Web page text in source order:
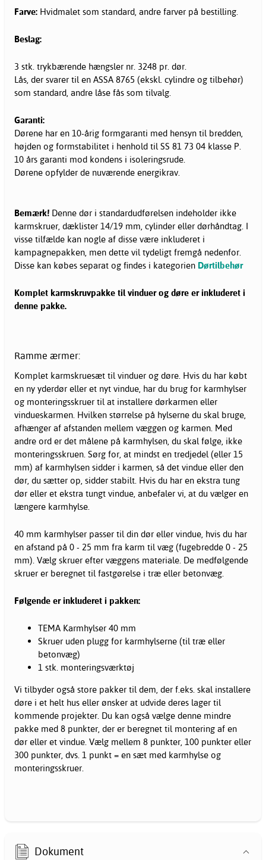
Farve: Hvidmalet som standard, andre farver på bestilling.
Beslag:
3 stk. trykbærende hængsler nr. 3248 pr. dør.
Lås, der svarer til en ASSA 8765 (ekskl. cylindre og tilbehør)
som standard, andre låse fås som tilvalg.
Garanti:
Dørene har en 10-årig formgaranti med hensyn til bredden,
højden og formstabilitet i henhold til SS 81 73 04 klasse P.
10 års garanti mod kondens i isoleringsrude.
Dørene opfylder de nuværende energikrav.
Bemærk! Denne dør i standardudførelsen indeholder ikke
karmskruer, dæklister 14/19 mm, cylinder eller dørhåndtag. I
visse tilfælde kan nogle af disse være inkluderet i
kampagnepakken, men dette vil tydeligt fremgå nedenfor.
Disse kan købes separat og findes i kategorien Dørtilbehør
Komplet karmskruvpakke til vinduer og døre er inkluderet i
denne pakke.
Ramme ærmer:
Komplet karmskruesæt til vinduer og døre. Hvis du har købt
en ny yderdør eller et nyt vindue, har du brug for karmhylser
og monteringsskruer til at installere dørkarmen eller
vindueskarmen. Hvilken størrelse på hylserne du skal bruge,
afhænger af afstanden mellem væggen og karmen. Med
andre ord er det målene på karmhylsen, du skal følge, ikke
monteringsskruen. Sørg for, at mindst en tredjedel (eller 15
mm) af karmhylsen sidder i karmen, så det vindue eller den
dør, du sætter op, sidder stabilt. Hvis du har en ekstra tung
dør eller et ekstra tungt vindue, anbefaler vi, at du vælger en
længere karmhylse.
40 mm karmhylser passer til din dør eller vindue, hvis du har
en afstand på 0 - 25 mm fra karm til væg (fugebredde 0 - 25
mm). Vælg skruer efter væggens materiale. De medfølgende
skruer er beregnet til fastgørelse i træ eller betonvæg.
Følgende er inkluderet i pakken:
TEMA Karmhylser 40 mm
Skruer uden plugg for karmhylserne (til træ eller
betonvæg)
1 stk. monteringsværktøj
Vi tilbyder også store pakker til dem, der f.eks. skal installere
døre i et helt hus eller ønsker at udvide deres lager til
kommende projekter. Du kan også vælge denne mindre
pakke med 8 punkter, der er beregnet til montering af en
dør eller et vindue. Vælg mellem 8 punkter, 100 punkter eller
300 punkter, dvs. 1 punkt = en sæt med karmhylse og
monteringsskruer.
Dokument